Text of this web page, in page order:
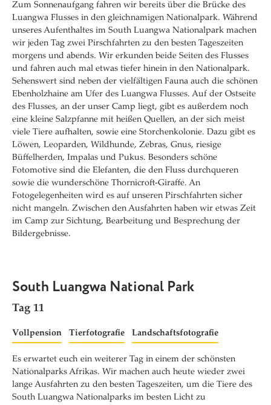
Zum Sonnenaufgang fahren wir bereits über die Brücke des
Luangwa Flusses in den gleichnamigen Nationalpark. Während
unseres Aufenthaltes im South Luangwa Nationalpark machen
wir jeden Tag zwei Pirschfahrten zu den besten Tageszeiten
morgens und abends. Wir erkunden beide Seiten des Flusses
und fahren auch mal etwas tiefer hinein in den Nationalpark.
Sehenswert sind neben der vielfältigen Fauna auch die schönen
Ebenholzhaine am Ufer des Luangwa Flusses. Auf der Ostseite
des Flusses, an der unser Camp liegt, gibt es außerdem noch
eine kleine Salzpfanne mit heißen Quellen, an der sich meist
viele Tiere aufhalten, sowie eine Storchenkolonie. Dazu gibt es
Löwen, Leoparden, Wildhunde, Zebras, Gnus, riesige
Büffelherden, Impalas und Pukus. Besonders schöne
Fotomotive sind die Elefanten, die den Fluss durchqueren
sowie die wunderschöne Thornicroft-Giraffe. An
Fotogelegenheiten wird es auf unseren Pirschfahrten sicher
nicht mangeln. Zwischen den Ausfahrten haben wir etwas Zeit
im Camp zur Sichtung, Bearbeitung und Besprechung der
Bildergebnisse.
South Luangwa National Park
Tag 11
Vollpension Tierfotografie Landschaftsfotografie
Es erwartet euch ein weiterer Tag in einem der schönsten
Nationalparks Afrikas. Wir machen auch heute wieder zwei
lange Ausfahrten zu den besten Tageszeiten, um die Tiere des
South Luangwa Nationalparks im besten Licht zu